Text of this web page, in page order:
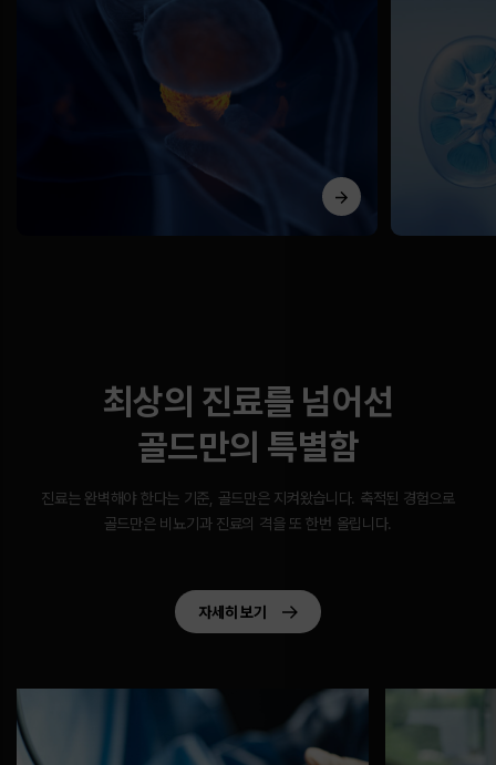
최상의 진료를 넘어선
골드만의 특별함
진료는 완벽해야 한다는 기준, 골드만은 지켜왔습니다. 축적된 경험으로
골드만은 비뇨기과 진료의 격을 또 한번 올립니다.
자세히 보기